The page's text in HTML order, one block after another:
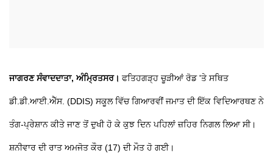
ਜਾਗਰਣ ਸੰਵਾਦਦਾਤਾ, ਅੰਮ੍ਰਿਤਸਰ। ਫਤਿਹਗੜ੍ਹ ਚੂੜੀਆਂ ਰੋਡ 'ਤੇ ਸਥਿਤ
ਡੀ.ਡੀ.ਆਈ.ਐੱਸ. (DDIS) ਸਕੂਲ ਵਿੱਚ ਗਿਆਰਵੀਂ ਜਮਾਤ ਦੀ ਇੱਕ ਵਿਦਿਆਰਥਣ ਨੇ
ਤੰਗ-ਪ੍ਰੇਸ਼ਾਨ ਕੀਤੇ ਜਾਣ ਤੋਂ ਦੁਖੀ ਹੋ ਕੇ ਕੁਝ ਦਿਨ ਪਹਿਲਾਂ ਜ਼ਹਿਰ ਨਿਗਲ ਲਿਆ ਸੀ।
ਸ਼ਨੀਵਾਰ ਦੀ ਰਾਤ ਅਮਜੋਤ ਕੌਰ (17) ਦੀ ਮੌਤ ਹੋ ਗਈ।